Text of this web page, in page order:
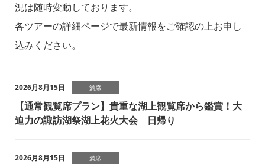
況は随時変動しております。
各ツアーの詳細ページで最新情報をご確認の上お申し
込みください。
2026月8月15日 満席
【通常観覧席プラン】貴重な湖上観覧席から鑑賞！大
迫力の諏訪湖祭湖上花火大会 日帰り
2026月8月15日 満席